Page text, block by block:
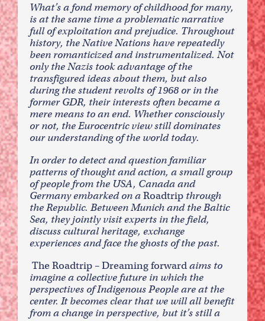
What’s a fond memory of childhood for many,
is at the same time a problematic narrative
full of exploitation and prejudice. Throughout
history, the Native Nations have repeatedly
been romanticized and instrumentalized. Not
only the Nazis took advantage of the
transfigured ideas about them, but also
during the student revolts of 1968 or in the
former GDR, their interests often became a
mere means to an end. Whether consciously
or not, the Eurocentric view still dominates
our understanding of the world today.
In order to detect and question familiar
patterns of thought and action, a small group
of people from the USA, Canada and
Germany embarked on aRoadtrip through
the Republic. Between Munich and the Baltic
Sea, they jointly visit experts in the field,
discuss cultural heritage, exchange
experiences and face the ghosts of the past.
The Roadtrip – Dreaming forwardaims to
imagine a collective future in which the
perspectives of Indigenous People are at the
center. It becomes clear that we will all benefit
from a change in perspective, but it’s still a